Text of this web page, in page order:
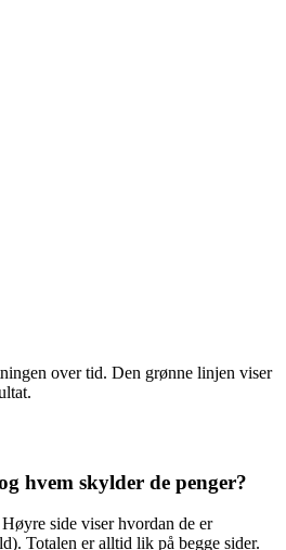
over tid. Den grønne linjen viser
hvem skylder de penger?
side viser hvordan de er
Totalen er alltid lik på begge sider.